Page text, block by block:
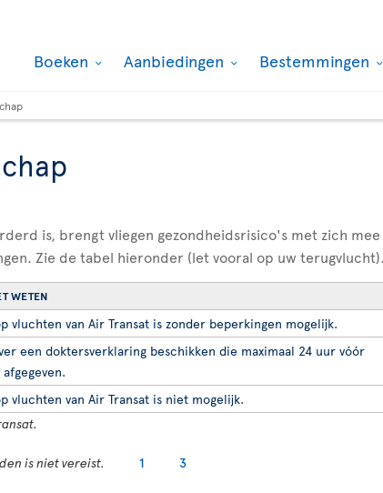
Boeken Aanbiedingen Bestemmingen
is, brengt vliegen gezondheidsrisico's met zich mee
Zie de tabel hieronder (let vooral op uw terugvlucht).
WETEN
vluchten van Air Transat is zonder beperkingen mogelijk.
een doktersverklaring beschikken die maximaal 24 uur vóór
vluchten van Air Transat is niet mogelijk.
is niet vereist. 1 3